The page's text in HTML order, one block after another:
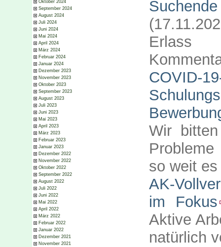
Oktober 2024
September 2024
August 2024
Juli 2024
Juni 2024
Mai 2024
April 2024
März 2024
Februar 2024
Januar 2024
Dezember 2023
November 2023
Oktober 2023
September 2023
August 2023
Juli 2023
Juni 2023
Mai 2023
April 2023
März 2023
Februar 2023
Januar 2023
Dezember 2022
November 2022
Oktober 2022
September 2022
August 2022
Juli 2022
Juni 2022
Mai 2022
April 2022
März 2022
Februar 2022
Januar 2022
Dezember 2021
November 2021
Erlass
COVID-
Wir
so weit
AK-
im Fokus
Aktive
natürlich